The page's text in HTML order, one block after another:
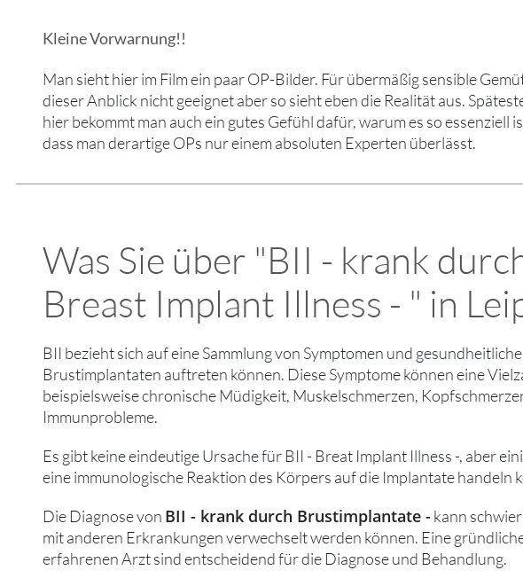
Kleine Vorwarnung!!
Man sieht hier im Film ein paar OP-Bilder. Für übermäßig sensible
dieser Anblick nicht geeignet aber so sieht eben die Realität aus.
hier bekommt man auch ein gutes Gefühl dafür, warum es so essenziell
dass man derartige OPs nur einem absoluten Experten überlässt.
Was Sie über "BII - krank
Breast Implant Illness - " in
BII bezieht sich auf eine Sammlung von Symptomen und
Brustimplantaten auftreten können. Diese Symptome können eine
beispielsweise chronische Müdigkeit, Muskelschmerzen,
Immunprobleme.
Es gibt keine eindeutige Ursache für BII - Breat Implant Illness -, aber
eine immunologische Reaktion des Körpers auf die Implantate handeln
Die Diagnose von BII - krank durch Brustimplantate -kann
mit anderen Erkrankungen verwechselt werden können. Eine
erfahrenen Arzt sind entscheidend für die Diagnose und Behandlung.